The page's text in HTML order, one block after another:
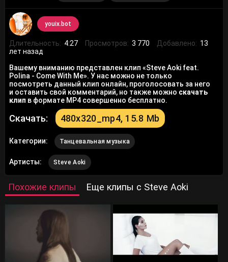
youix.bot
Длительность: 4:27 Просмотров: 3 770 Добавлено: 13
лет назад
Вашему вниманию представлен клип «Steve Aoki feat.
Polina - Come With Me». У нас можно не только
посмотреть данный клип онлайн, проголосовать за него
и оставить свой комментарий, но также можно скачать
клип в формате MP4 совершенно бесплатно.
Скачать: 480x320_mp4, 15.8 Mb
Категории: Танцевальная музыка
Артисты: Steve Aoki
Похожие клипы Еще клипы с Steve Aoki